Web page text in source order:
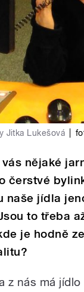
Jitka Lukešová
vás nějaké
čerstvé
naše jídla
to třeba
je hodně
z nás má